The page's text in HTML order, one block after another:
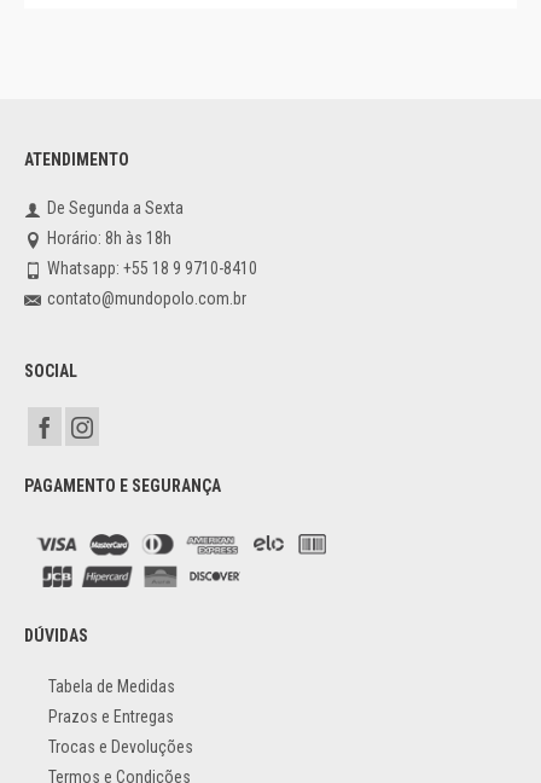
ATENDIMENTO
De Segunda a Sexta
Horário: 8h às 18h
Whatsapp: +55 18 9 9710-8410
contato@mundopolo.com.br
SOCIAL
PAGAMENTO E SEGURANÇA
DÚVIDAS
Tabela de Medidas
Prazos e Entregas
Trocas e Devoluções
Termos e Condições